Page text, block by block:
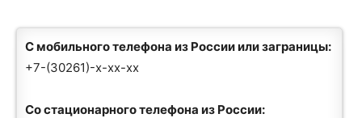
С мобильного телефона из России или заграницы:
+7-(30261)-x-xx-xx
Со стационарного телефона из России: